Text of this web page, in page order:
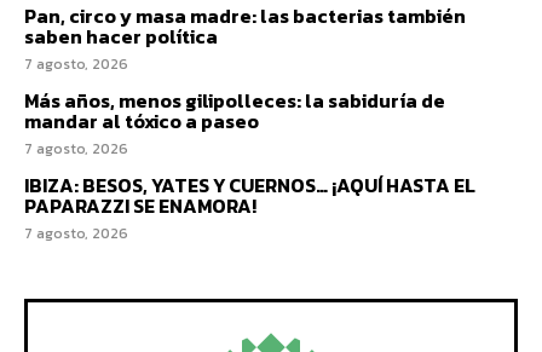
Pan, circo y masa madre: las bacterias también
saben hacer política
7 agosto, 2026
Más años, menos gilipolleces: la sabiduría de
mandar al tóxico a paseo
7 agosto, 2026
IBIZA: BESOS, YATES Y CUERNOS… ¡AQUÍ HASTA EL
PAPARAZZI SE ENAMORA!
7 agosto, 2026